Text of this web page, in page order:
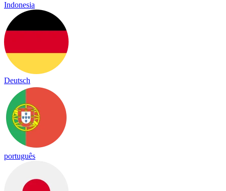
Indonesia
Deutsch
português